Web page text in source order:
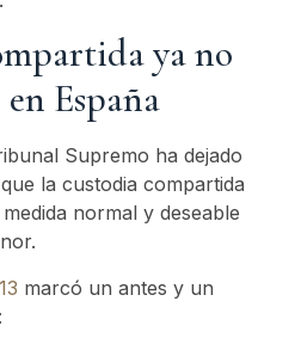
ya no
España
Supremo ha dejado
la custodia compartida
normal y deseable
marcó un antes y un